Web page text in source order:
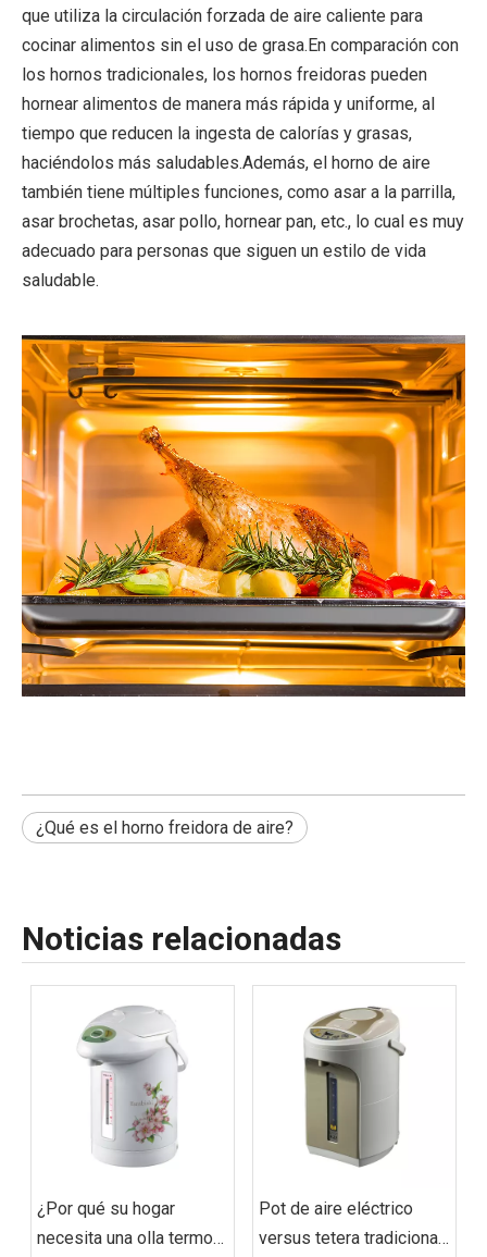
que utiliza la circulación forzada de aire caliente para
cocinar alimentos sin el uso de grasa.En comparación con
los hornos tradicionales, los hornos freidoras pueden
hornear alimentos de manera más rápida y uniforme, al
tiempo que reducen la ingesta de calorías y grasas,
haciéndolos más saludables.Además, el horno de aire
también tiene múltiples funciones, como asar a la parrilla,
asar brochetas, asar pollo, hornear pan, etc., lo cual es muy
adecuado para personas que siguen un estilo de vida
saludable.
¿Qué es el horno freidora de aire?
Noticias relacionadas
¿Por qué su hogar
necesita una olla termo
Pot de aire eléctrico
versus tetera tradicional: